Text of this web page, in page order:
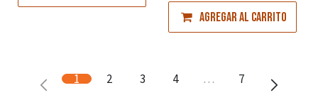
Agregar al carrito
1 2 3 4 … 7